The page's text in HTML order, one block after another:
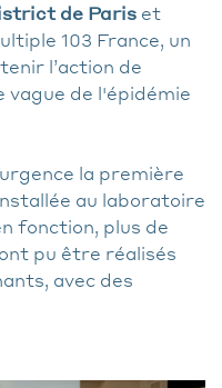
de Paris et
103 France, un
l’action de
vague de l'épidémie
la première
au laboratoire
fonction, plus de
pu être réalisés
avec des